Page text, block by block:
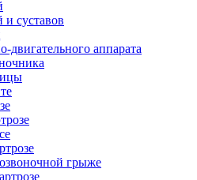
и суставов
двигательного аппарата
грыже